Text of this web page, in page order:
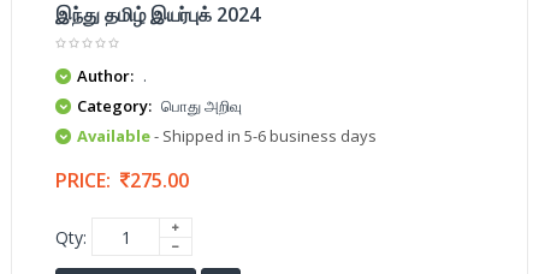
இந்து தமிழ் இயர்புக் 2024
Author: .
Category: பொது அறிவு
Available- Shipped in 5-6 business days
PRICE: 275.00
Qty: